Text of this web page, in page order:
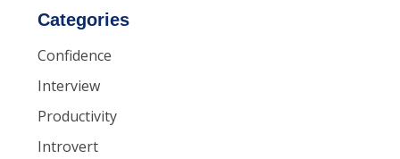
Categories
Confidence
Interview
Productivity
Introvert